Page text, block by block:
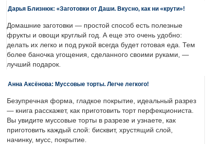
Дарья Близнюк: «Заготовки от Даши. Вкусно, как ни «крути»!
Домашние заготовки — простой способ есть полезные
фрукты и овощи круглый год. А еще это очень удобно:
делать их легко и под рукой всегда будет готовая еда. Тем
более баночка угощения, сделанного своими руками, —
лучший подарок.
Анна Аксёнова: Муссовые торты. Легче легкого!
Безупречная форма, гладкое покрытие, идеальный разрез
— книга расскажет, как приготовить торт перфекциониста.
Вы увидите муссовые торты в разрезе и узнаете, как
приготовить каждый слой: бисквит, хрустящий слой,
начинку, мусс, покрытие.